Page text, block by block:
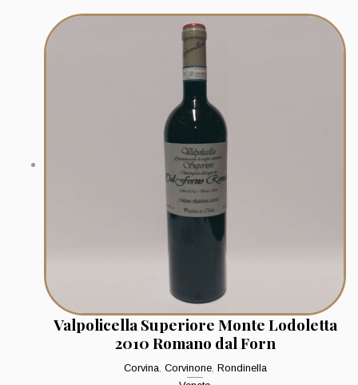
Valpolicella Superiore Monte Lodoletta
2010 Romano dal Forn
Corvina, Corvinone, Rondinella